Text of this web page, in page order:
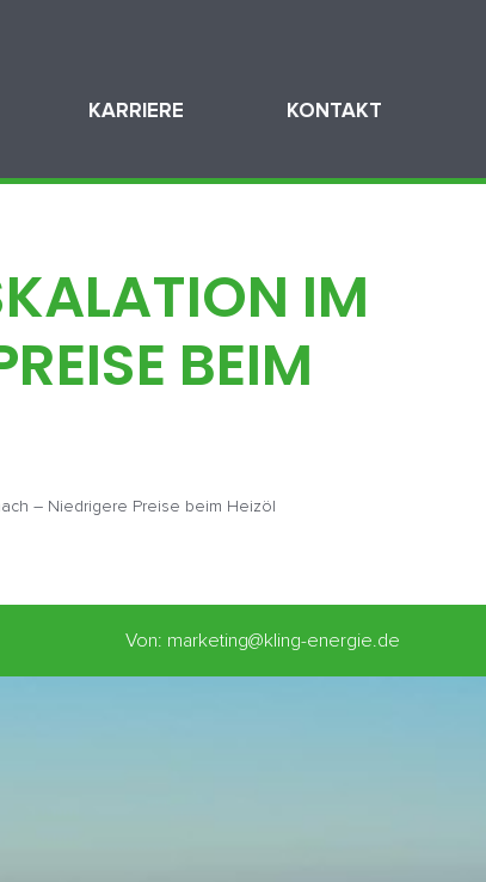
KARRIERE KONTAKT
IM
BEIM
– Niedrigere Preise beim Heizöl
Von: marketing@kling-energie.de